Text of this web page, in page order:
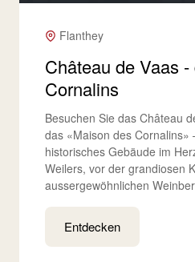
Flanthey
Château de Vaas
Cornalins
Besuchen Sie das Château
das «Maison des Cornalins»
historisches Gebäude im
Weilers, vor der grandiosen
aussergewöhnlichen
Entdecken